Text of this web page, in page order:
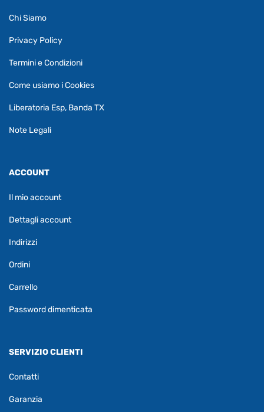
Chi Siamo
Privacy Policy
Termini e Condizioni
Come usiamo i Cookies
Liberatoria Esp, Banda TX
Note Legali
ACCOUNT
Il mio account
Dettagli account
Indirizzi
Ordini
Carrello
Password dimenticata
SERVIZIO CLIENTI
Contatti
Garanzia